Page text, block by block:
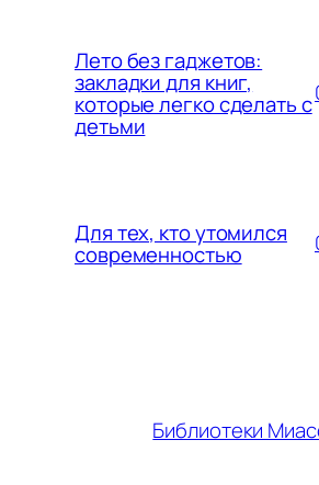
Лето без гаджетов:
закладки для книг,
которые легко сделать с
детьми
Для тех, кто утомился
современностью
Библиотеки